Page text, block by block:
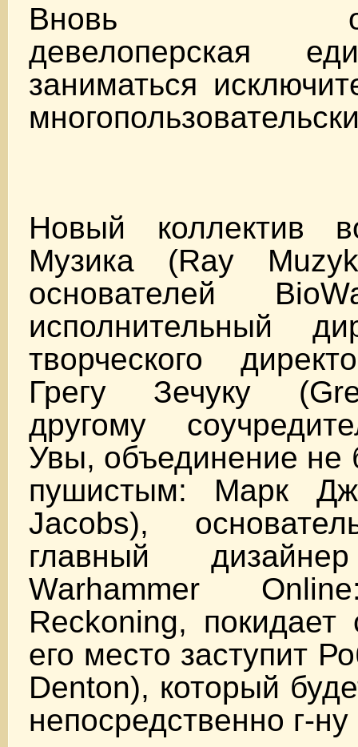
Вновь
девелоперская
заниматься
Новый коллектив
Музика (Ray
основателей
исполнительный
творческого
Грегу Зечуку
другому
Увы, объединение не
пушистым: Марк
Jacobs),
главный
Warhammer
Reckoning,
его место заступит
Denton), который
непосредственно г-